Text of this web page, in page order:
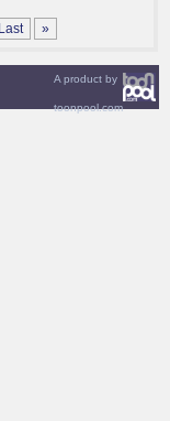
Last »
A product by
toonpool.com